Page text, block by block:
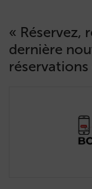
« Réservez,
dernière